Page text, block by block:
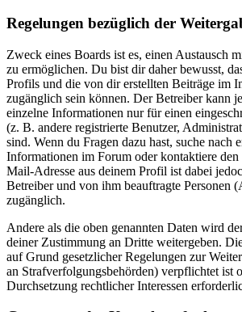
Regelungen bezüglich der
Zweck eines Boards ist es, einen Austausch
zu ermöglichen. Du bist dir daher bewusst,
Profils und die von dir erstellten Beiträge im
zugänglich sein können. Der Betreiber kann
einzelne Informationen nur für einen
(z. B. andere registrierte Benutzer,
sind. Wenn du Fragen dazu hast, suche nach
Informationen im Forum oder kontaktiere
Mail-Adresse aus deinem Profil ist dabei
Betreiber und von ihm beauftragte Personen
zugänglich.
Andere als die oben genannten Daten wird
deiner Zustimmung an Dritte weitergeben.
auf Grund gesetzlicher Regelungen zur
an Strafverfolgungsbehörden) verpflichtet ist
Durchsetzung rechtlicher Interessen